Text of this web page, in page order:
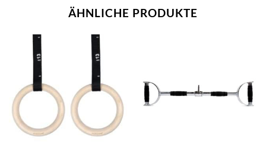
ÄHNLICHE PRODUKTE